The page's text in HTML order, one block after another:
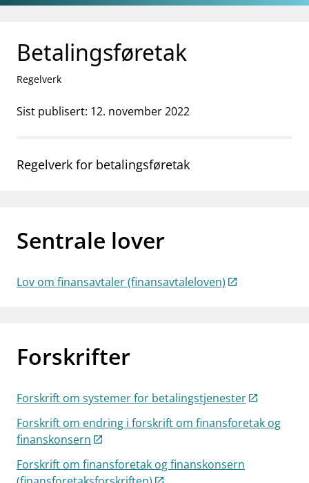
Gå til hovedinnhold
Gå til søkesiden
Betalingsføretak
Regelverk
Sist publisert: 12. november 2022
Regelverk for betalingsføretak
Sentrale lover
Lov om finansavtaler (finansavtaleloven)
Forskrifter
Forskrift om systemer for betalingstjenester
Forskrift om endring i forskrift om finansforetak og
finanskonsern
Forskrift om finansforetak og finanskonsern